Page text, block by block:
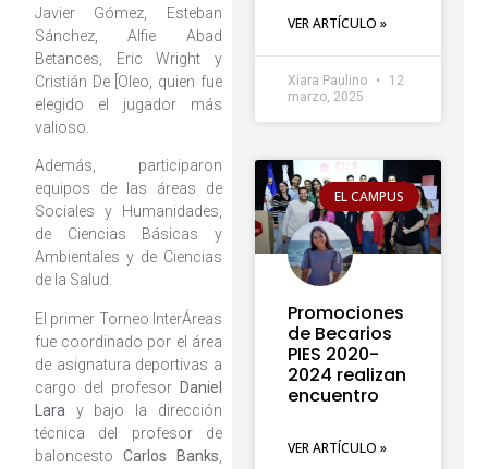
Javier Gómez, Esteban
Sánchez, Alfie Abad
Betances, Eric Wright y
Cristián De [Oleo, quien fue
elegido el jugador más
valioso.
Además, participaron
equipos de las áreas de
Sociales y Humanidades,
de Ciencias Básicas y
Ambientales y de Ciencias
de la Salud.
El primer Torneo InterÁreas
fue coordinado por el área
de asignatura deportivas a
cargo del profesor Daniel
Lara y bajo la dirección
técnica del profesor de
baloncesto Carlos Banks
VER ARTÍCULO »
Xiara Paulino
12
marzo, 2025
EL CAMPUS
Promociones
de Becarios
PIES 2020-
2024 realizan
encuentro
VER ARTÍCULO »